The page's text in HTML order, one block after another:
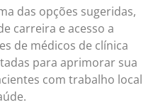
das opções sugeridas,
carreira e acesso a
de médicos de clínica
para aprimorar sua
com trabalho local